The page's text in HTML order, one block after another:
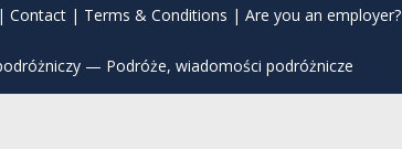
| Contact | Terms & Conditions | Are you an employer?
— Podróże, wiadomości podróżnicze